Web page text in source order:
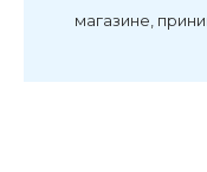
магазине,